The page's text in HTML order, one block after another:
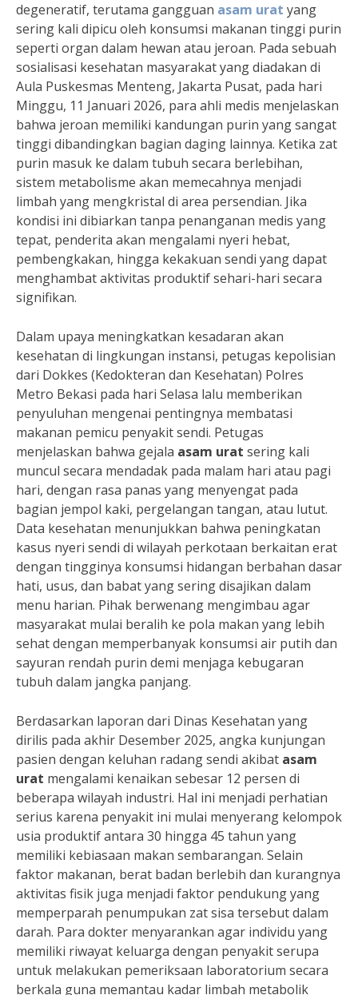
degeneratif, terutama gangguan asam urat yang
sering kali dipicu oleh konsumsi makanan tinggi purin
seperti organ dalam hewan atau jeroan. Pada sebuah
sosialisasi kesehatan masyarakat yang diadakan di
Aula Puskesmas Menteng, Jakarta Pusat, pada hari
Minggu, 11 Januari 2026, para ahli medis menjelaskan
bahwa jeroan memiliki kandungan purin yang sangat
tinggi dibandingkan bagian daging lainnya. Ketika zat
purin masuk ke dalam tubuh secara berlebihan,
sistem metabolisme akan memecahnya menjadi
limbah yang mengkristal di area persendian. Jika
kondisi ini dibiarkan tanpa penanganan medis yang
tepat, penderita akan mengalami nyeri hebat,
pembengkakan, hingga kekakuan sendi yang dapat
menghambat aktivitas produktif sehari-hari secara
signifikan.
Dalam upaya meningkatkan kesadaran akan
kesehatan di lingkungan instansi, petugas kepolisian
dari Dokkes (Kedokteran dan Kesehatan) Polres
Metro Bekasi pada hari Selasa lalu memberikan
penyuluhan mengenai pentingnya membatasi
makanan pemicu penyakit sendi. Petugas
menjelaskan bahwa gejala asam urat sering kali
muncul secara mendadak pada malam hari atau pagi
hari, dengan rasa panas yang menyengat pada
bagian jempol kaki, pergelangan tangan, atau lutut.
Data kesehatan menunjukkan bahwa peningkatan
kasus nyeri sendi di wilayah perkotaan berkaitan erat
dengan tingginya konsumsi hidangan berbahan dasar
hati, usus, dan babat yang sering disajikan dalam
menu harian. Pihak berwenang mengimbau agar
masyarakat mulai beralih ke pola makan yang lebih
sehat dengan memperbanyak konsumsi air putih dan
sayuran rendah purin demi menjaga kebugaran
tubuh dalam jangka panjang.
Berdasarkan laporan dari Dinas Kesehatan yang
dirilis pada akhir Desember 2025, angka kunjungan
pasien dengan keluhan radang sendi akibat asam
urat mengalami kenaikan sebesar 12 persen di
beberapa wilayah industri. Hal ini menjadi perhatian
serius karena penyakit ini mulai menyerang kelompok
usia produktif antara 30 hingga 45 tahun yang
memiliki kebiasaan makan sembarangan. Selain
faktor makanan, berat badan berlebih dan kurangnya
aktivitas fisik juga menjadi faktor pendukung yang
memperparah penumpukan zat sisa tersebut dalam
darah. Para dokter menyarankan agar individu yang
memiliki riwayat keluarga dengan penyakit serupa
untuk melakukan pemeriksaan laboratorium secara
berkala guna memantau kadar limbah metabolik